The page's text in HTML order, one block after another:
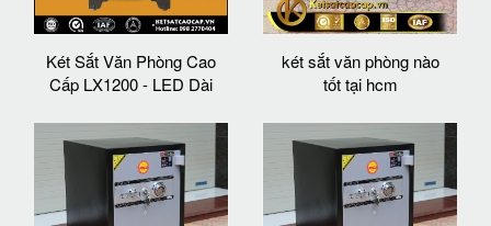
Két Sắt Văn Phòng Cao
Cấp LX1200 - LED Dài
két sắt văn phòng nào
tốt tại hcm